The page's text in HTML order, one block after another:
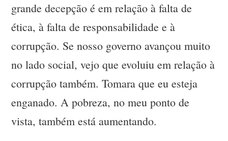
grande decepção é em relação à falta de
ética, à falta de responsabilidade e à
corrupção. Se nosso governo avançou muito
no lado social, vejo que evoluiu em relação à
corrupção também. Tomara que eu esteja
enganado. A pobreza, no meu ponto de
vista, também está aumentando.